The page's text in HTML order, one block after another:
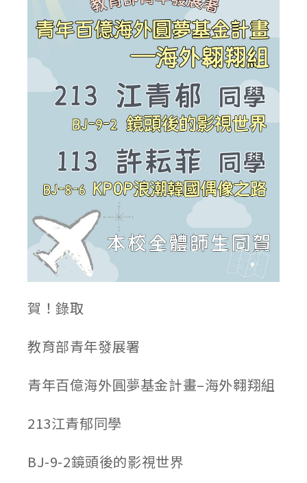
賀！錄取
教育部青年發展署
青年百億海外圓夢基金計畫–海外翱翔組
213江青郁同學
BJ-9-2鏡頭後的影視世界